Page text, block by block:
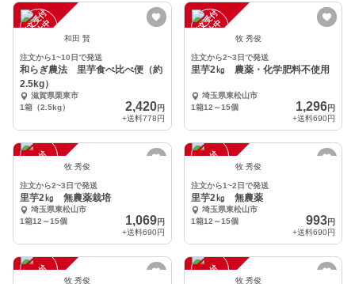
注
文
受
付
停
止
中 和田 賢
注文から1~10日で発送
和らぎ農法 里芋食べ比べ便（約
2.5kg）
滋賀県栗東市
1箱（2.5kg）
2,420円
+送料778円
注
文
受
付
停
止
中 牧 秀俊
注文から2~3日で発送
里芋2㎏ 農薬・化学肥料不使用
埼玉県東松山市
1箱12～15個
1,296円
+送料690円
注
文
受
付
停
止 牧 秀俊
注文から2~3日で発送
里芋2㎏ 無農薬栽培
埼玉県東松山市
1箱12～15個
1,069円
+送料690円
注
文
受
付
停
止 牧 秀俊
注文から1~2日で発送
里芋2㎏ 無農薬
埼玉県東松山市
1箱12～15個
993円
+送料690円
注
文
受
付
停
止 牧 秀俊 注
文
受
付
停
止 牧 秀俊